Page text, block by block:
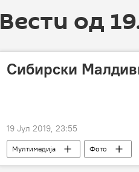
Вести од
Сибирски
19 Јул 2019, 23:55
Мултимедија Фото